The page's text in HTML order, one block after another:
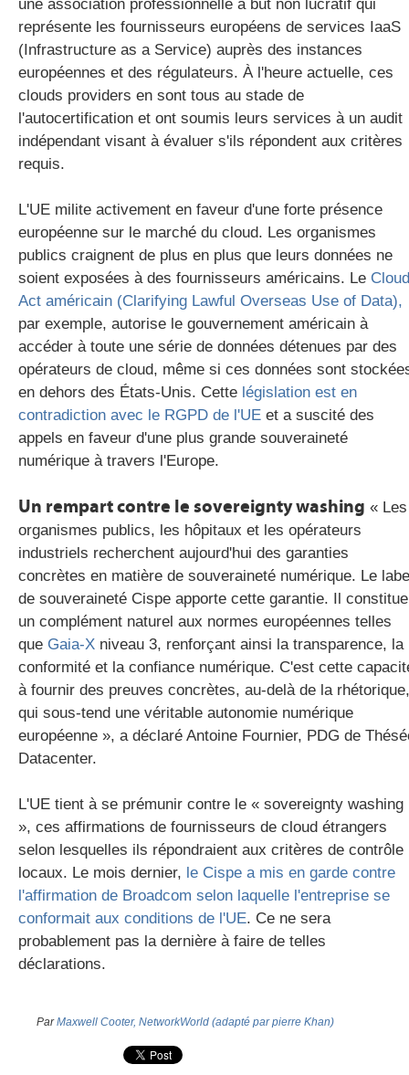
une association professionnelle à but non lucratif qui
représente les fournisseurs européens de services IaaS
(Infrastructure as a Service) auprès des instances
européennes et des régulateurs. À l'heure actuelle, ces
clouds providers en sont tous au stade de
l'autocertification et ont soumis leurs services à un audit
indépendant visant à évaluer s'ils répondent aux critères
requis.
L'UE milite activement en faveur d'une forte présence
européenne sur le marché du cloud. Les organismes
publics craignent de plus en plus que leurs données ne
soient exposées à des fournisseurs américains. Le Cloud
Act américain (Clarifying Lawful Overseas Use of Data),
par exemple, autorise le gouvernement américain à
accéder à toute une série de données détenues par des
opérateurs de cloud, même si ces données sont
en dehors des États-Unis. Cette législation est en
contradiction avec le RGPD de l'UE et a suscité des
appels en faveur d'une plus grande souveraineté
numérique à travers l'Europe.
Un rempart contre le sovereignty washing « Les
organismes publics, les hôpitaux et les opérateurs
industriels recherchent aujourd'hui des garanties
concrètes en matière de souveraineté numérique. Le
de souveraineté Cispe apporte cette garantie. Il constitue
un complément naturel aux normes européennes telles
que Gaia-X niveau 3, renforçant ainsi la transparence, la
conformité et la confiance numérique. C'est cette
à fournir des preuves concrètes, au-delà de la rhétorique,
qui sous-tend une véritable autonomie numérique
européenne », a déclaré Antoine Fournier, PDG de
Datacenter.
L'UE tient à se prémunir contre le « sovereignty washing
», ces affirmations de fournisseurs de cloud étrangers
selon lesquelles ils répondraient aux critères de contrôle
locaux. Le mois dernier, le Cispe a mis en garde contre
l'affirmation de Broadcom selon laquelle l'entreprise se
conformait aux conditions de l'UE. Ce ne sera
probablement pas la dernière à faire de telles
déclarations.
ParMaxwell Cooter, NetworkWorld (adapté par pierre Khan)